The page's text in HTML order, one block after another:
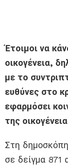
Έτοιμοι να
οικογένεια,
με το
ευθύνες στο
εφαρμόσει
της
Στη
σε δείγμα 871